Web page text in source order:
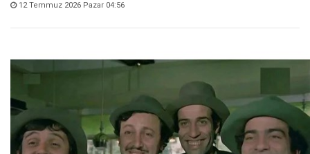
12 Temmuz 2026 Pazar 04:56